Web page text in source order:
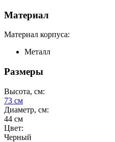
Материал
Материал корпуса:
Металл
Размеры
Высота, см:
73 см
Диаметр, см:
44 см
Цвет:
Черный